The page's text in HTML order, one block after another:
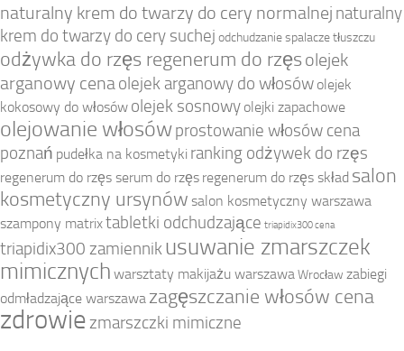
naturalny krem do twarzy do cery normalnej naturalny
krem do twarzy do cery suchej odchudzanie spalacze tłuszczu
odżywka do rzęs regenerum do rzęs olejek
arganowy cenaolejek arganowy do włosów olejek
kokosowy do włosów olejek sosnowy olejki zapachowe
olejowanie włosówprostowanie włosów cena
poznań pudełka na kosmetyki ranking odżywek do rzęs
regenerum do rzęs serum do rzęs regenerum do rzęs skład salon
kosmetyczny ursynów salon kosmetyczny warszawa
szampony matrixtabletki odchudzające triapidix300 cena
triapidix300 zamiennikusuwanie zmarszczek
mimicznych warsztaty makijażu warszawaWrocław zabiegi
odmładzające warszawa zagęszczanie włosów cena
zdrowiezmarszczki mimiczne